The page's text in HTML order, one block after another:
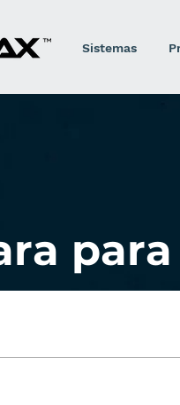
Sistemas